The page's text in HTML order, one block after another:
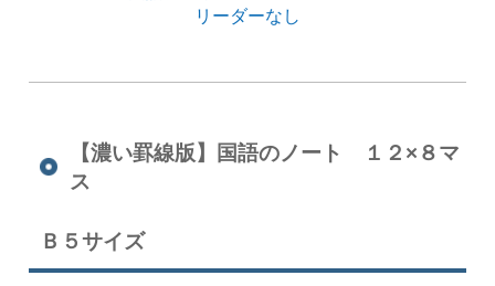
リーダーなし
【濃い罫線版】国語のノート １２×８マ
ス
Ｂ５サイズ